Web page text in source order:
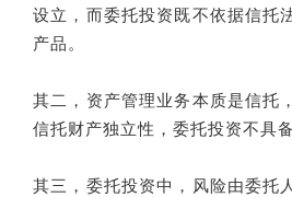
设立，而委托投资既不依据信托
产品。
其二，资产管理业务本质是信托
信托财产独立性，委托投资不具
其三，委托投资中，风险由委托